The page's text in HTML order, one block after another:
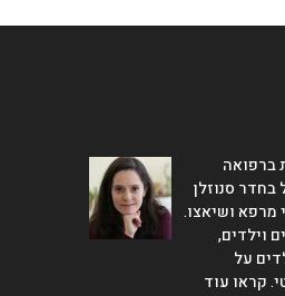
ברפואה
בחדר סנוזלן
מרפא ושיאצו.
וילדים,
על
קראו עוד